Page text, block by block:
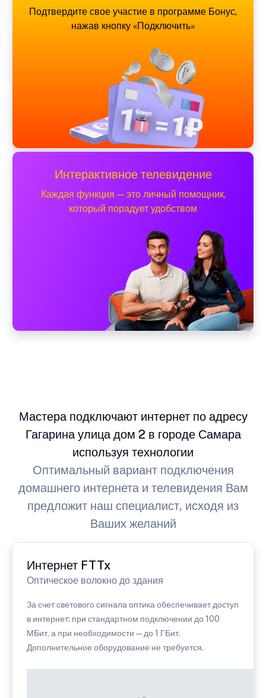
Подтвердите свое участие в программе Бонус,
нажав кнопку «Подключить»
Интерактивное телевидение
Каждая функция — это личный помощник,
который порадует удобством
Мастера подключают интернет по адресу
Гагарина улица дом 2 в городе Самара
используя технологии
Оптимальный вариант подключения
домашнего интернета и телевидения Вам
предложит наш специалист, исходя из
Ваших желаний
Интернет FTTx
Оптическое волокно до здания
За счет светового сигнала оптика обеспечивает доступ
в интернет: при стандартном подключении до 100
МБит, а при необходимости — до 1 ГБит.
Дополнительное оборудование не требуется.